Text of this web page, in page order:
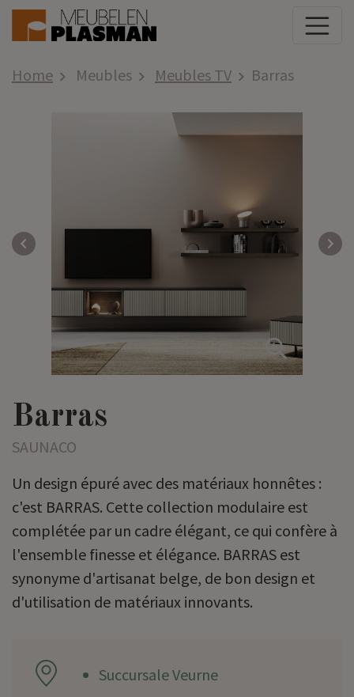
Home Meubles Meubles TV Barras
Barras
SAUNACO
Un design épuré avec des matériaux honnêtes :
c'est BARRAS. Cette collection modulaire est
complétée par un cadre élégant, ce qui confère à
l'ensemble finesse et élégance. BARRAS est
synonyme d'artisanat belge, de bon design et
d'utilisation de matériaux innovants.
Succursale Veurne